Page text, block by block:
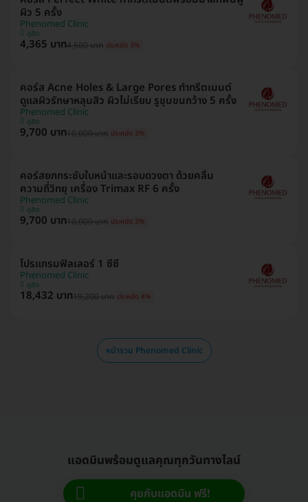
ผิว 5 ครั้ง
Phenomed Clinic
ดุสิต
4,365 บาท4,500 บาท ประหยัด 3%
คอร์ส Acne Holes & Large Pores ทำทรีตเมนต์
ดูแลผิวรักษาหลุมสิว ผิวไม่เรียบ รูขุมขนกว้าง 5 ครั้ง
Phenomed Clinic
ดุสิต
9,700 บาท10,000 บาท ประหยัด 3%
คอร์สยกกระชับใบหน้าและรอบดวงตา ด้วยคลื่น
ความถี่วิทยุ เครื่อง Trimax RF 6 ครั้ง
Phenomed Clinic
ดุสิต
9,700 บาท10,000 บาท ประหยัด 3%
โปรแกรมฟิลเลอร์ 1 ซีซี
Phenomed Clinic
ดุสิต
18,432 บาท19,200 บาท ประหยัด 4%
หน้ารวม Phenomed Clinic
แอดมินพร้อมดูแลคุณทุกวันทางไลน์
คุยกับแอดมิน ฟรี!